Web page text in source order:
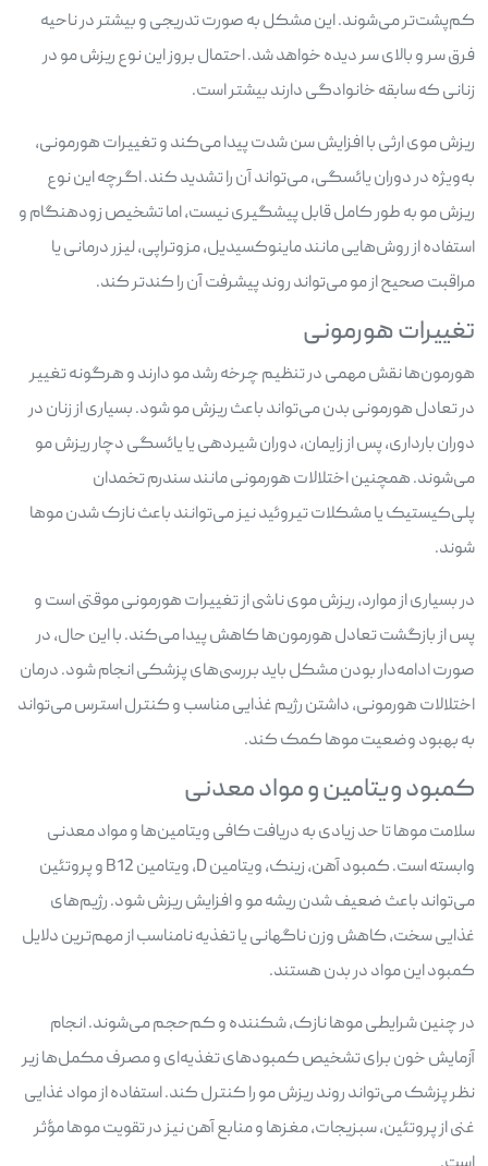
کم‌پشت‌تر می‌شوند. این مشکل به صورت تدریجی و بیشتر در ناحیه
فرق سر و بالای سر دیده خواهد شد. احتمال بروز این نوع ریزش مو در
زنانی که سابقه خانوادگی دارند بیشتر است.
ریزش موی ارثی با افزایش سن شدت پیدا می‌کند و تغییرات هورمونی،
به‌ویژه در دوران یائسگی، می‌تواند آن را تشدید کند. اگرچه این نوع
ریزش مو به طور کامل قابل پیشگیری نیست، اما تشخیص زودهنگام و
استفاده از روش‌هایی مانند ماینوکسیدیل، مزوتراپی، لیزر درمانی یا
مراقبت صحیح از مو می‌تواند روند پیشرفت آن را کندتر کند.
تغییرات هورمونی
هورمون‌ها نقش مهمی در تنظیم چرخه رشد مو دارند و هرگونه تغییر
در تعادل هورمونی بدن می‌تواند باعث ریزش مو شود. بسیاری از زنان در
دوران بارداری، پس از زایمان، دوران شیردهی یا یائسگی دچار ریزش مو
می‌شوند. همچنین اختلالات هورمونی مانند سندرم تخمدان
پلی‌کیستیک یا مشکلات تیروئید نیز می‌توانند باعث نازک شدن موها
شوند.
در بسیاری از موارد، ریزش موی ناشی از تغییرات هورمونی موقتی است و
پس از بازگشت تعادل هورمون‌ها کاهش پیدا می‌کند. با این حال، در
صورت ادامه‌دار بودن مشکل باید بررسی‌های پزشکی انجام شود. درمان
اختلالات هورمونی، داشتن رژیم غذایی مناسب و کنترل استرس می‌تواند
به بهبود وضعیت موها کمک کند.
کمبود ویتامین و مواد معدنی
سلامت موها تا حد زیادی به دریافت کافی ویتامین‌ها و مواد معدنی
وابسته است. کمبود آهن، زینک، ویتامین D، ویتامین B12 و پروتئین
می‌تواند باعث ضعیف شدن ریشه مو و افزایش ریزش شود. رژیم‌های
غذایی سخت، کاهش وزن ناگهانی یا تغذیه نامناسب از مهم‌ترین دلایل
کمبود این مواد در بدن هستند.
در چنین شرایطی موها نازک، شکننده و کم‌حجم می‌شوند. انجام
آزمایش خون برای تشخیص کمبودهای تغذیه‌ای و مصرف مکمل‌ها زیر
نظر پزشک می‌تواند روند ریزش مو را کنترل کند. استفاده از مواد غذایی
غنی از پروتئین، سبزیجات، مغزها و منابع آهن نیز در تقویت موها مؤثر